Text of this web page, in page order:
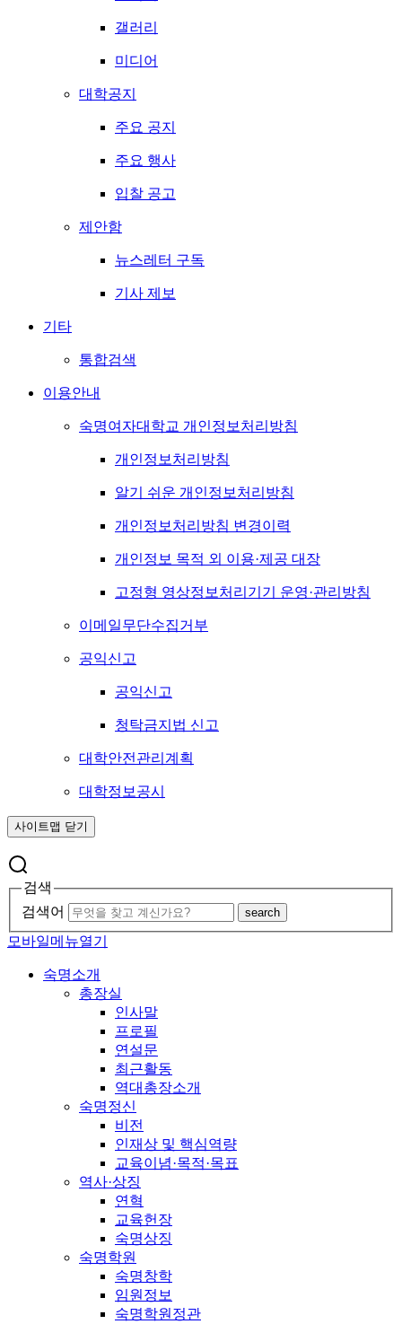
갤러리
미디어
대학공지
주요 공지
주요 행사
입찰 공고
제안함
뉴스레터 구독
기사 제보
기타
통합검색
이용안내
숙명여자대학교 개인정보처리방침
개인정보처리방침
알기 쉬운 개인정보처리방침
개인정보처리방침 변경이력
개인정보 목적 외 이용·제공 대장
고정형 영상정보처리기기 운영·관리방침
이메일무단수집거부
공익신고
공익신고
청탁금지법 신고
대학안전관리계획
대학정보공시
사이트맵 닫기
검색
검색어
search
모바일메뉴열기
숙명소개
총장실
인사말
프로필
연설문
최근활동
역대총장소개
숙명정신
비전
인재상 및 핵심역량
교육이념·목적·목표
역사·상징
연혁
교육헌장
숙명상징
숙명학원
숙명창학
임원정보
숙명학원정관